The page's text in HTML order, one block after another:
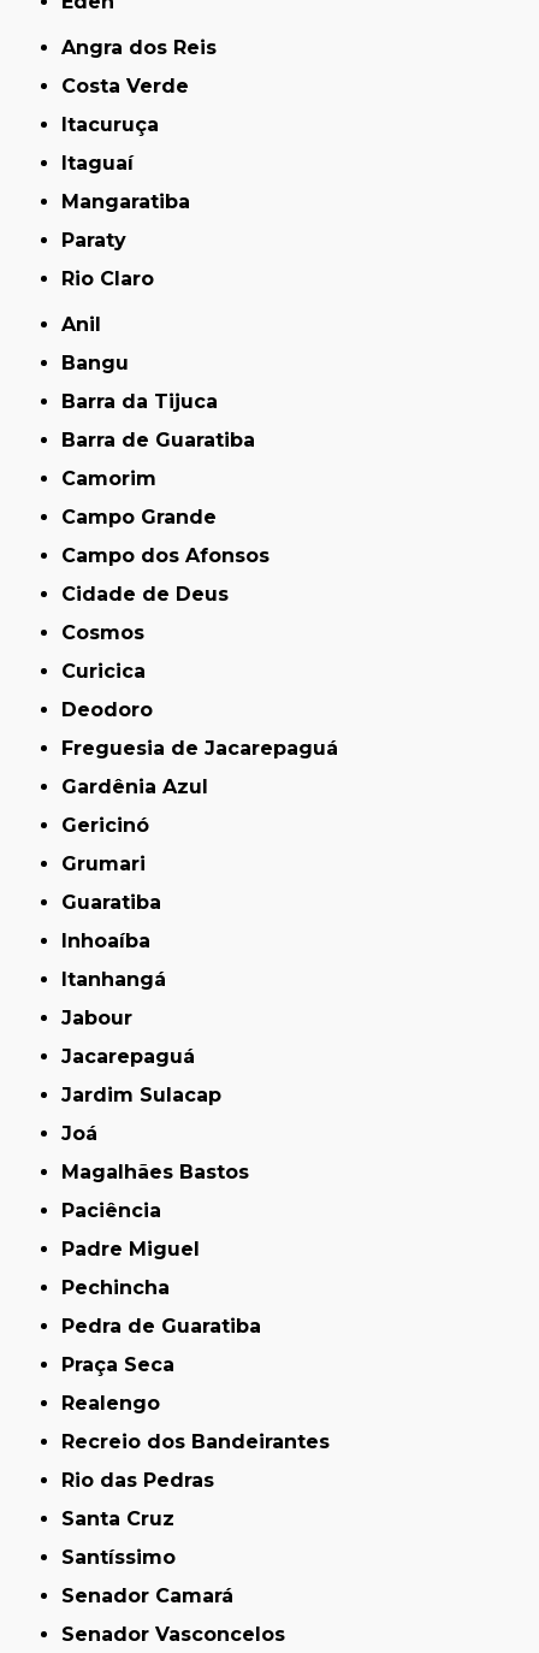
Angra dos Reis
Costa Verde
Itacuruça
Itaguaí
Mangaratiba
Paraty
Rio Claro
Anil
Bangu
Barra da Tijuca
Barra de Guaratiba
Camorim
Campo Grande
Campo dos Afonsos
Cidade de Deus
Cosmos
Curicica
Deodoro
Freguesia de Jacarepaguá
Gardênia Azul
Gericinó
Grumari
Guaratiba
Inhoaíba
Itanhangá
Jabour
Jacarepaguá
Jardim Sulacap
Joá
Magalhães Bastos
Paciência
Padre Miguel
Pechincha
Pedra de Guaratiba
Praça Seca
Realengo
Recreio dos Bandeirantes
Rio das Pedras
Santa Cruz
Santíssimo
Senador Camará
Senador Vasconcelos